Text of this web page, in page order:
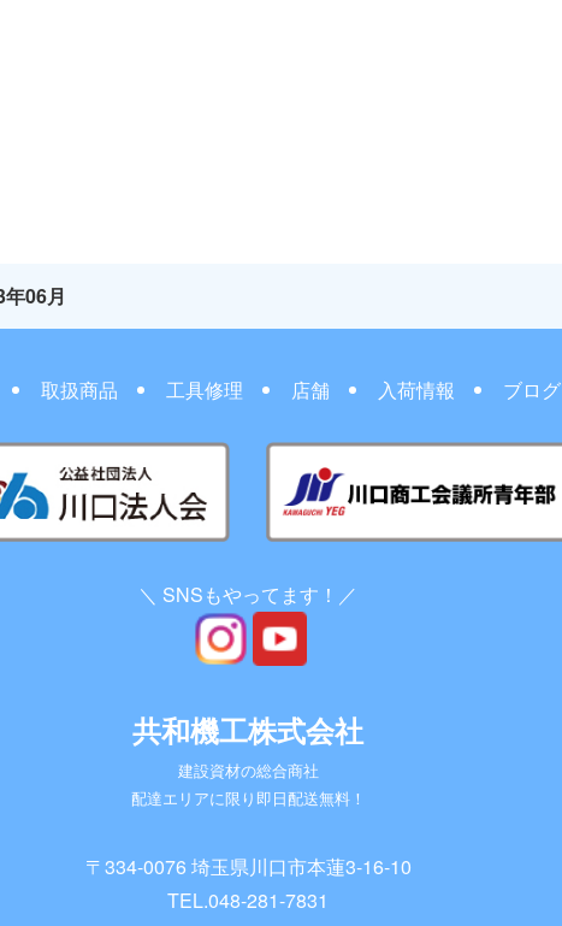
06月
取扱商品 工具修理 店舗 入荷情報 ブログ
＼ SNSもやってます！／
共和機工株式会社
建設資材の総合商社
配達エリアに限り即日配送無料！
〒334-0076 埼玉県川口市本蓮3-16-10
TEL.048-281-7831